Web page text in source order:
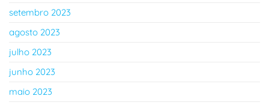
setembro 2023
agosto 2023
julho 2023
junho 2023
maio 2023